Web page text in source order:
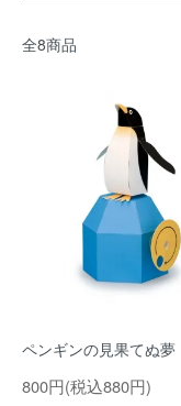
全8商品
ペンギンの見果てぬ夢
800円(税込880円)